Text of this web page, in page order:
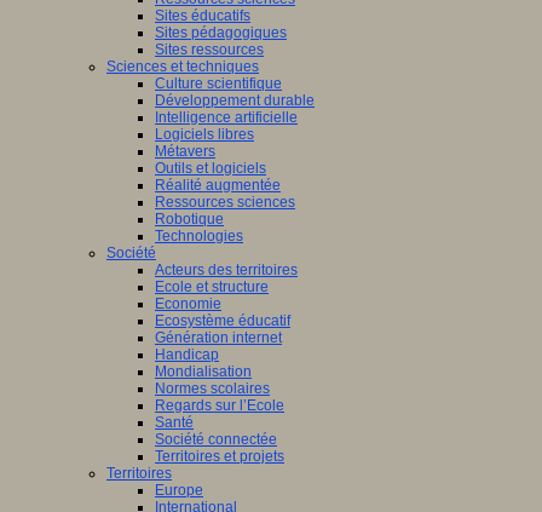
Sites éducatifs
Sites pédagogiques
Sites ressources
Sciences et techniques
Culture scientifique
Développement durable
Intelligence artificielle
Logiciels libres
Métavers
Outils et logiciels
Réalité augmentée
Ressources sciences
Robotique
Technologies
Société
Acteurs des territoires
Ecole et structure
Economie
Ecosystème éducatif
Génération internet
Handicap
Mondialisation
Normes scolaires
Regards sur l’Ecole
Santé
Société connectée
Territoires et projets
Territoires
Europe
International